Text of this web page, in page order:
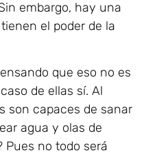
embargo, hay una
el poder de la
que eso no es
de ellas sí. Al
son capaces de sanar
agua y olas de
Pues no todo será